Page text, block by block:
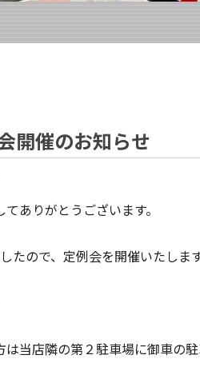
開催のお知らせ
ありがとうございます。
たので、定例会を開催いたします
当店隣の第２駐車場に御車の駐